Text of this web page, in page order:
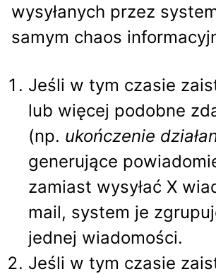
wysyłanych przez
samym chaos
Jeśli w tym czasie
lub więcej podobne
(np. ukończenie
generujące
zamiast wysyłać X
mail, system je
jednej wiadomości.
Jeśli w tym czasie